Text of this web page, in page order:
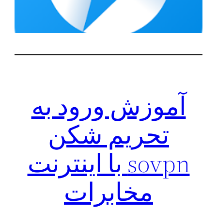
آموزش ورود به
تحریم شکن
sovpn با اینترنت
مخابرات